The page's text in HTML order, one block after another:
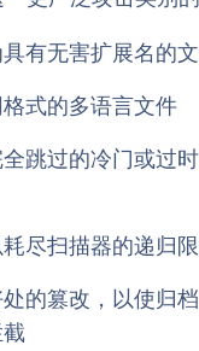
有无害扩展名的
式的多语言文件
跳过的冷门或过
尽扫描器的递归限
的篡改，以使归